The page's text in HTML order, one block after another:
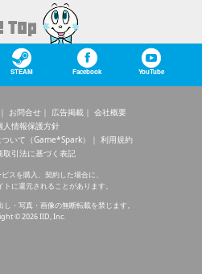
STEAM Facebook YouTube
お問合せ 広告掲載
会社概要
人情報保護方針
いて（Game*Spark）
利用規約
取引法に基づく表記
スを購入、契約した場合に、
に還元されることがあります。
・写真・画像の無断転載を禁じます。
© 2026 IID, Inc.